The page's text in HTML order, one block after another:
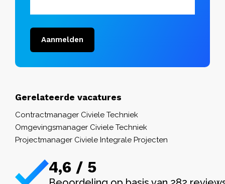
Aanmelden
Gerelateerde vacatures
Contractmanager Civiele Techniek
Omgevingsmanager Civiele Techniek
Projectmanager Civiele Integrale Projecten
4,6 / 5